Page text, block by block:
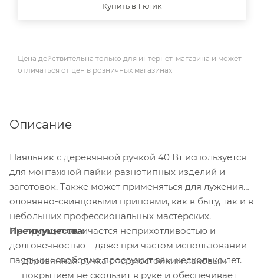
Купить в 1 клик
Цена действительна только для интернет-магазина и может
отличаться от цен в розничных магазинах
Описание
Паяльник с деревянной ручкой 40 Вт используется
для монтажной пайки разнотипных изделий и
заготовок. Также может применяться для лужения
оловянно-свинцовыми припоями, как в быту, так и в
небольших профессиональных мастерских.
Инструмент отличается неприхотливостью и
долговечностью – даже при частом использовании
паяльник свободно прослужит вам несколько лет.
Преимущества:
деревянная ручка с термостойким лаковым
покрытием не скользит в руке и обеспечивает